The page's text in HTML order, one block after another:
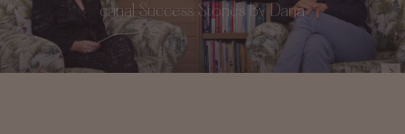
canal Success Stories By Dana